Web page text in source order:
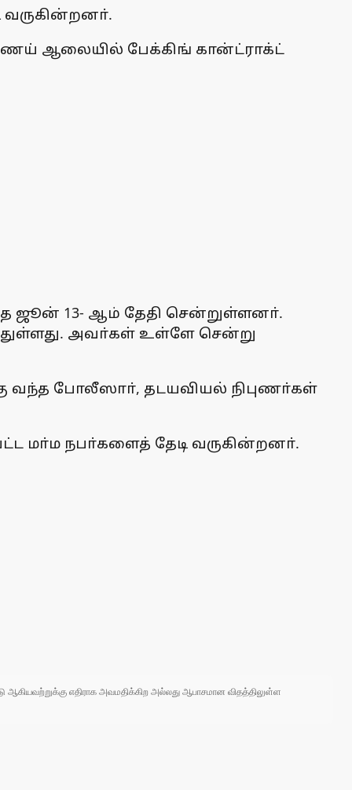
வருகின்றனா்.
ஆலையில் பேக்கிங் கான்ட்ராக்ட்
ஜூன் 13- ஆம் தேதி சென்றுள்ளனா்.
அவா்கள் உள்ளே சென்று
வந்த போலீஸாா், தடயவியல் நிபுணா்கள்
மா்ம நபா்களைத் தேடி வருகின்றனா்.
ஆகியவற்றுக்கு எதிராக அவமதிக்கிற அல்லது ஆபாசமான விதத்திலுள்ள